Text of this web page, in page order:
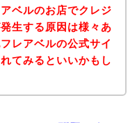
ベルのお店でクレジ
生する原因は様々あ
レアベルの公式サイ
てみるといいかもし